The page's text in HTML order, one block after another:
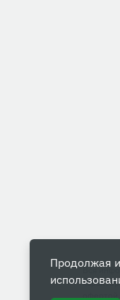
Вся
Продолжая